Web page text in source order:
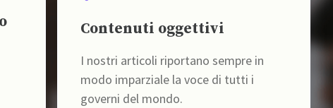
Contenuti oggettivi
I nostri articoli riportano sempre in
modo imparziale la voce di tutti i
governi del mondo.